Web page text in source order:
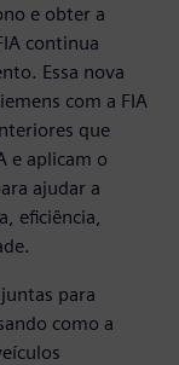
e obter a
continua
Essa nova
com a FIA
que
e aplicam o
ajudar a
eficiência,
para
como a